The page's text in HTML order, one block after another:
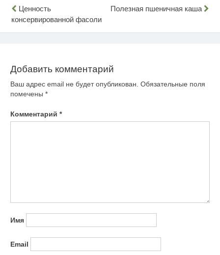
Навигация
по
Ценность
консервированной фасоли
Полезная пшеничная каша
Добавить комментарий
Ваш адрес email не будет опубликован. Обязательные поля
помечены *
Комментарий *
Имя
Email